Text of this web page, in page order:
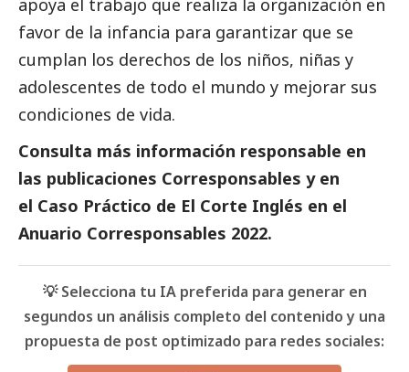
apoya el trabajo que realiza la organización en
favor de la infancia para garantizar que se
cumplan los derechos de los niños, niñas y
adolescentes de todo el mundo y mejorar sus
condiciones de vida.
Consulta más información responsable en
las publicaciones Corresponsables y en
el Caso Práctico de El Corte Inglés en el
Anuario Corresponsables 2022.
💡 Selecciona tu IA preferida para generar en
segundos un análisis completo del contenido y una
propuesta de post optimizado para redes sociales: